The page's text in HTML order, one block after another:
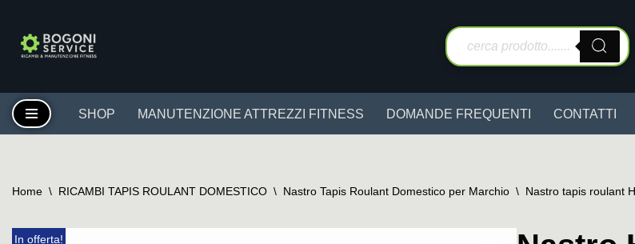
Vai
SHOP MANUTENZIONE ATTREZZI FITNESS DOMANDE FREQUENTI CONTATTI
Home \ RICAMBI TAPIS ROULANT DOMESTICO \ Nastro Tapis Roulant Domestico per Marchio \ Nastro tapis roulant
In offerta!